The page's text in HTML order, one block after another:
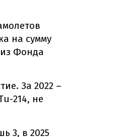
на сумму
Фонда
За 2022 –
214, не
3, в 2025